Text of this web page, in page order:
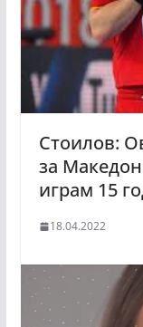
Стоилов:
за
играм 15
18.04.2022